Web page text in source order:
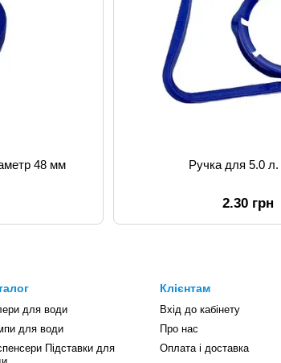
48 мм Ручка для 5.0 л.
2.30 грн
для води
для води
Підставки для
Клієнтам
Вхід до кабінету
Про нас
Оплата і доставка